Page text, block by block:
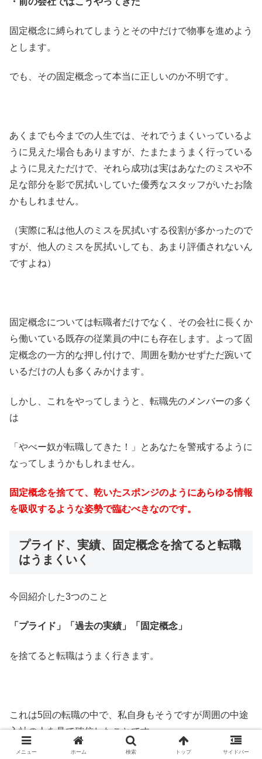
固定概念に縛られてしまうとその中だけで物事を進めよう
とします。
でも、その固定概念って本当に正しいのか不明です。
あくまでも今までの人生では、それでうまくいっているよ
うに見えた場合もありますが、たまたまうまく行っている
ように見えただけで、それら成功は実はあなたのミスや不
足な部分を影で尻拭いしていた優秀なスタッフがいたお陰
かもしれません。
（実際に私は他人のミスを尻拭いする役割が多かったので
すが、他人のミスを尻拭いしても、あまり評価されないん
ですよね）
固定概念については転職者だけでなく、その会社に長くか
ら働いている既存の従業員の中にも存在します。よって固
定概念の一方的な押し付けで、周囲を動かせずただ踠いて
いるだけの人も多くみかけます。
しかし、これをやってしまうと、転職先のメンバーの多く
は
「やべー奴が転職してきた！」とあなたを警戒するように
なってしまうかもしれません。
固定概念を捨てて、乾いたスポンジのようにあらゆる情報
を吸収するような姿勢で臨むべきなのです。
プライド、実績、固定概念を捨てると転職
はうまくいく
今回紹介した3つのこと
「プライド」「過去の実績」「固定概念」
を捨てると転職はうまく行きます。
これは5回の転職の中で、私自身もそうですが周囲の中途
入社の人を見て確信したことです。
メニュー ホーム 検索 トップ サイドバー